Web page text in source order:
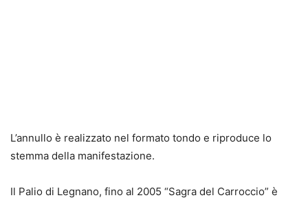
L’annullo è realizzato nel formato tondo e riproduce lo
stemma della manifestazione.
Il Palio di Legnano, fino al 2005 “Sagra del Carroccio” è